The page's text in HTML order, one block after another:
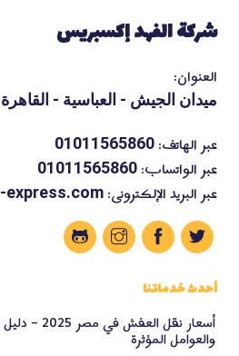
شركة الفهد إكسبريس
العنوان:
ميدان الجيش - العباسية - القاهرة
عبر الهاتف:
عبر الواتساب:
عبر البريد الإلكترونى:
أحدث خدماتنا
أسعار نقل
والعوامل المؤثرة